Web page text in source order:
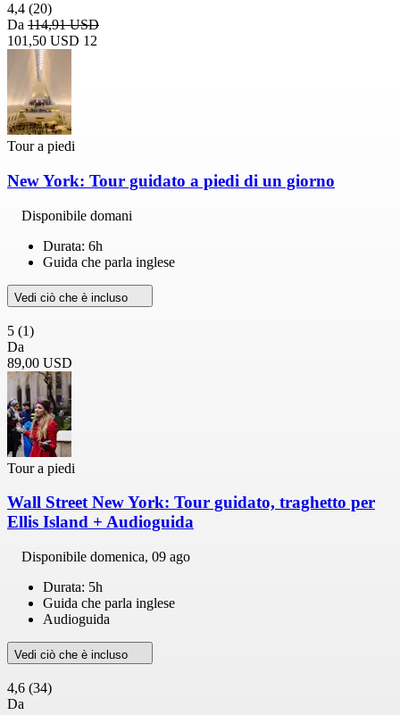
4,4 (20)
Da 114,91 USD
101,50 USD 12
Tour a piedi
New York: Tour guidato a piedi di un giorno
Disponibile domani
Durata: 6h
Guida che parla inglese
Vedi ciò che è incluso
5 (1)
Da
89,00 USD
Tour a piedi
Wall Street New York: Tour guidato, traghetto per
Ellis Island + Audioguida
Disponibile domenica, 09 ago
Durata: 5h
Guida che parla inglese
Audioguida
Vedi ciò che è incluso
4,6 (34)
Da